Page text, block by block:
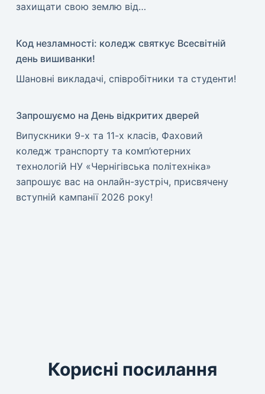
захищати свою землю від…
Код незламності: коледж святкує Всесвітній
день вишиванки!
​Шановні викладачі, співробітники та студенти!
Запрошуємо на День відкритих дверей
Випускники 9-х та 11-х класів, Фаховий
коледж транспорту та комп’ютерних
технологій НУ «Чернігівська політехніка»
запрошує вас на онлайн-зустріч, присвячену
вступній кампанії 2026 року!
Корисні посилання